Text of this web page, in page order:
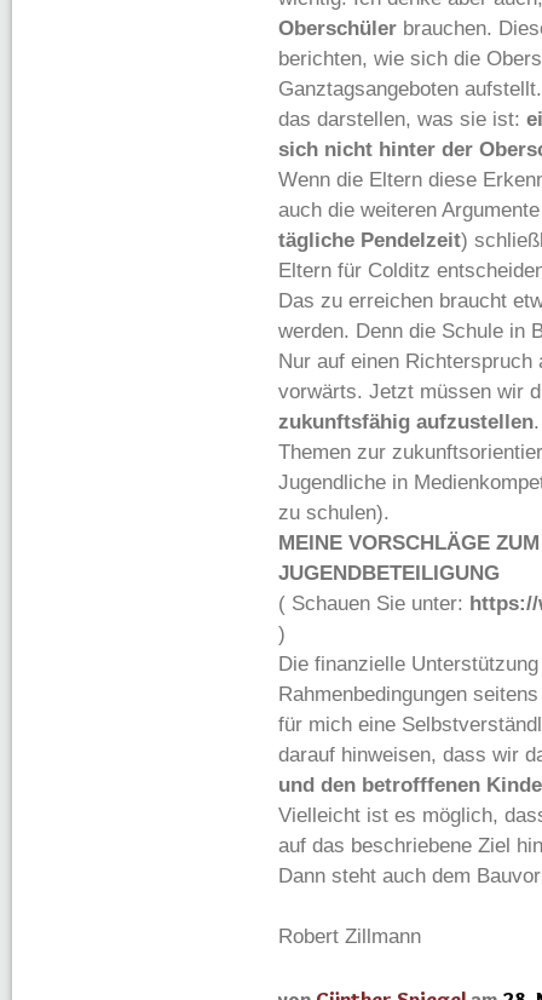
Oberschüler brauchen.
berichten, wie sich die
Ganztagsangeboten
das darstellen, was sie ist:
sich nicht hinter der
Wenn die Eltern diese
auch die weiteren
tägliche Pendelzeit)
Eltern für Colditz
Das zu erreichen braucht
werden. Denn die Schule in
Nur auf einen
vorwärts. Jetzt müssen wir
zukunftsfähig aufzustellen
Themen zur
Jugendliche in
zu schulen).
MEINE VORSCHLÄGE
JUGENDBETEILIGUNG
( Schauen Sie unter:
)
Die finanzielle
Rahmenbedingungen
für mich eine
darauf hinweisen, dass wir
und den betrofffenen
Vielleicht ist es möglich,
auf das beschriebene Ziel
Dann steht auch dem
Robert Zillmann